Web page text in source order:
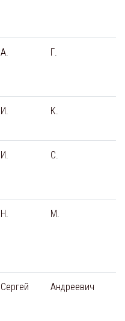
А. Г.
И. К.
И. С.
Н. М.
Сергей Андреевич